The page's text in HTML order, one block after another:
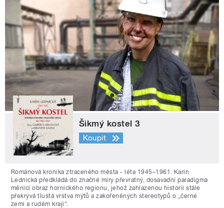
Šikmý kostel 3
Koupit
Románová kronika ztraceného města - léta 1945–1961. Karin
Lednická předkládá do značné míry převratný, dosavadní paradigma
měnící obraz hornického regionu, jehož zahlazenou historii stále
překrývá tlustá vrstva mýtů a zakořeněných stereotypů o „černé
zemi a rudém kraji“.